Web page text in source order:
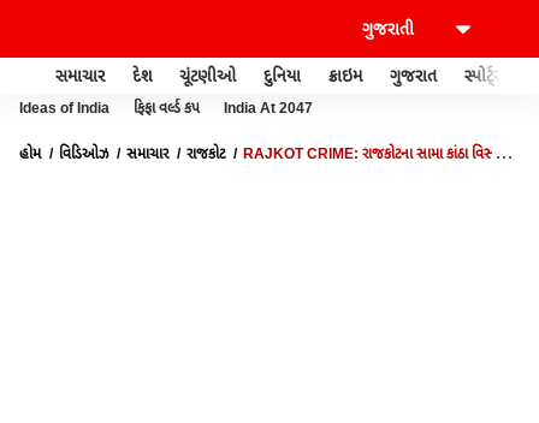
સમાચાર દેશ ચૂંટણીઓ દુનિયા ક્રાઇમ ગુજરાત સ્પોર્ટ્સ
Ideas of India ફિફા વર્લ્ડ કપ India At 2047
હોમ વિડિઓઝ સમાચાર રાજકોટ
RAJKOT CRIME: રાજકોટના સામા કાંઠા વિસ્તારમાં